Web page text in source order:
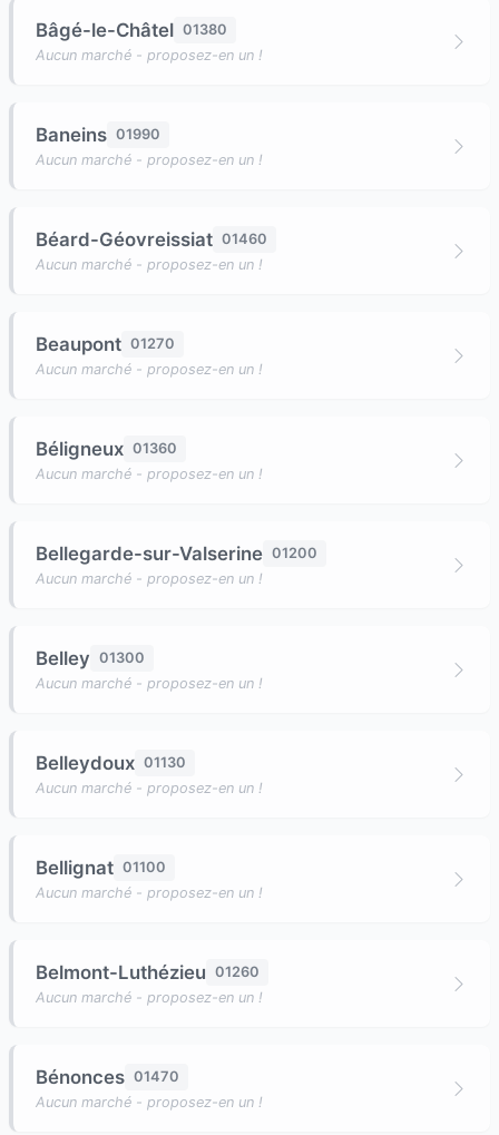
Bâgé-le-Châtel 01380
Aucun marché - proposez-en un !
Baneins 01990
Aucun marché - proposez-en un !
Béard-Géovreissiat 01460
Aucun marché - proposez-en un !
Beaupont 01270
Aucun marché - proposez-en un !
Béligneux 01360
Aucun marché - proposez-en un !
Bellegarde-sur-Valserine 01200
Aucun marché - proposez-en un !
Belley 01300
Aucun marché - proposez-en un !
Belleydoux 01130
Aucun marché - proposez-en un !
Bellignat 01100
Aucun marché - proposez-en un !
Belmont-Luthézieu 01260
Aucun marché - proposez-en un !
Bénonces 01470
Aucun marché - proposez-en un !